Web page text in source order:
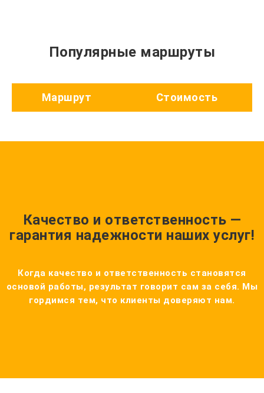
Популярные маршруты
Маршрут Стоимость
Качество и ответственность —
гарантия надежности наших услуг!
Когда качество и ответственность становятся
основой работы, результат говорит сам за себя. Мы
гордимся тем, что клиенты доверяют нам.